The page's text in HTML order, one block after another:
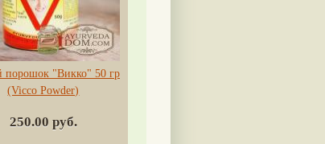
порошок "Викко" 50 гр
(Vicco Powder)
250.00 руб.